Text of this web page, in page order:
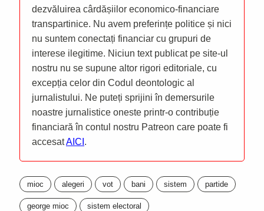
dezvăluirea cârdășiilor economico-financiare
transpartinice. Nu avem preferințe politice și nici
nu suntem conectați financiar cu grupuri de
interese ilegitime. Niciun text publicat pe site-ul
nostru nu se supune altor rigori editoriale, cu
excepția celor din Codul deontologic al
jurnalistului. Ne puteți sprijini în demersurile
noastre jurnalistice oneste printr-o contribuție
financiară în contul nostru Patreon care poate fi
accesatAICI .
mioc alegeri vot bani sistem partide
george mioc sistem electoral